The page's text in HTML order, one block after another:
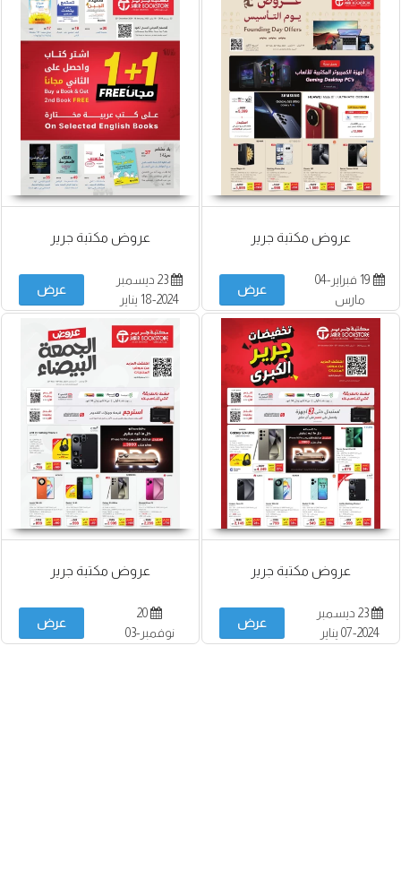
عروض مكتبة جرير
19 فبراير-04
مارس
عرض
عروض مكتبة جرير
23 ديسمبر
2024-18 يناير
عرض
عروض مكتبة جرير
23 ديسمبر
2024-07 يناير
عرض
عروض مكتبة جرير
20
نوفمبر-03
عرض